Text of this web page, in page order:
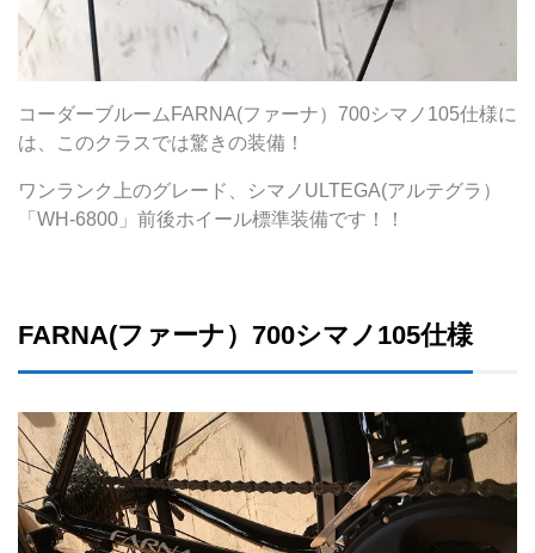
コーダーブルームFARNA(ファーナ）700シマノ105仕様に
は、このクラスでは驚きの装備！
ワンランク上のグレード、シマノULTEGA(アルテグラ）
「WH-6800」前後ホイール標準装備です！！
FARNA(ファーナ）700シマノ105仕様